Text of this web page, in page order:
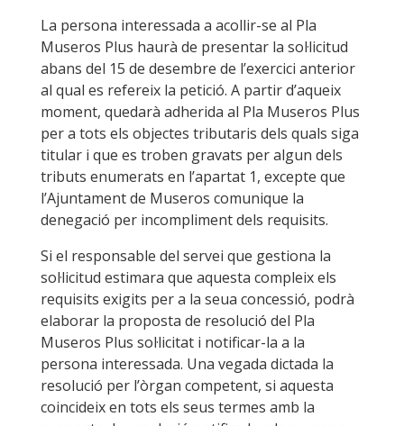
La persona interessada a acollir-se al Pla
Museros Plus haurà de presentar la sol·licitud
abans del 15 de desembre de l’exercici anterior
al qual es refereix la petició. A partir d’aqueix
moment, quedarà adherida al Pla Museros Plus
per a tots els objectes tributaris dels quals siga
titular i que es troben gravats per algun dels
tributs enumerats en l’apartat 1, excepte que
l’Ajuntament de Museros comunique la
denegació per incompliment dels requisits.
Si el responsable del servei que gestiona la
sol·licitud estimara que aquesta compleix els
requisits exigits per a la seua concessió, podrà
elaborar la proposta de resolució del Pla
Museros Plus sol·licitat i notificar-la a la
persona interessada. Una vegada dictada la
resolució per l’òrgan competent, si aquesta
coincideix en tots els seus termes amb la